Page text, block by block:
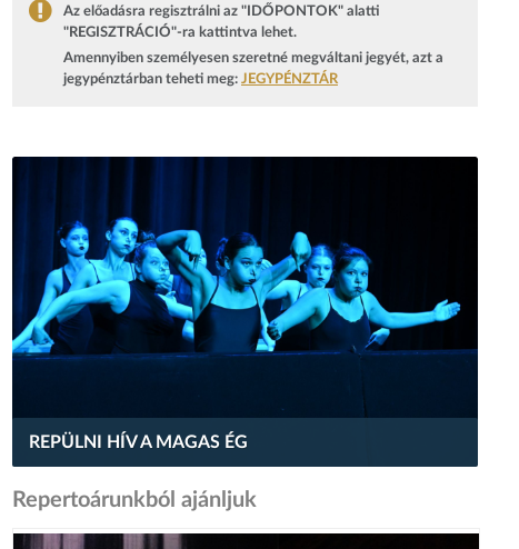
Az előadásra regisztrálni az "IDŐPONTOK" alatti
"REGISZTRÁCIÓ"-ra kattintva lehet.
Amennyiben személyesen szeretné megváltani jegyét, azt a
jegypénztárban teheti meg: JEGYPÉNZTÁR
REPÜLNI HÍV A MAGAS ÉG
Repertoárunkból ajánljuk